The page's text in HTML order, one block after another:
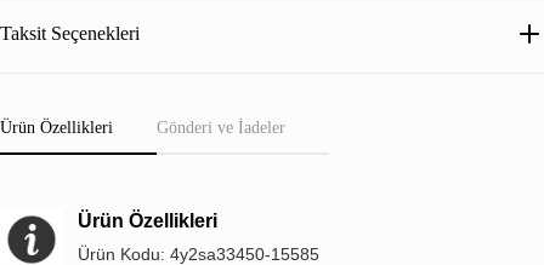
Taksit Seçenekleri
Ürün Özellikleri Gönderi ve İadeler
Ürün Özellikleri
Ürün Kodu: 4y2sa33450-15585